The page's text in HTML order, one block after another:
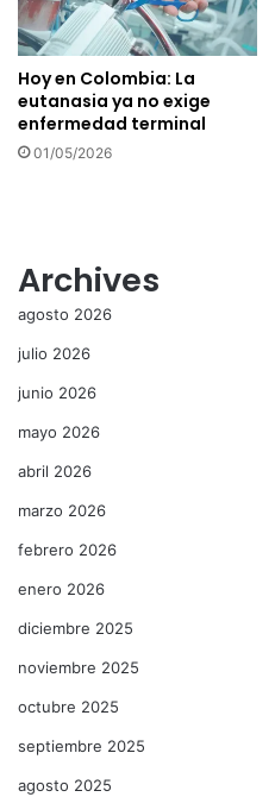
Hoy en Colombia: La
eutanasia ya no exige
enfermedad terminal
01/05/2026
Archives
agosto 2026
julio 2026
junio 2026
mayo 2026
abril 2026
marzo 2026
febrero 2026
enero 2026
diciembre 2025
noviembre 2025
octubre 2025
septiembre 2025
agosto 2025